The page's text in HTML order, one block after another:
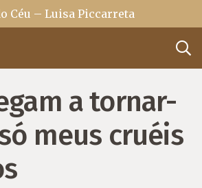
Céu – Luisa Piccarreta
a tornar-
meus cruéis